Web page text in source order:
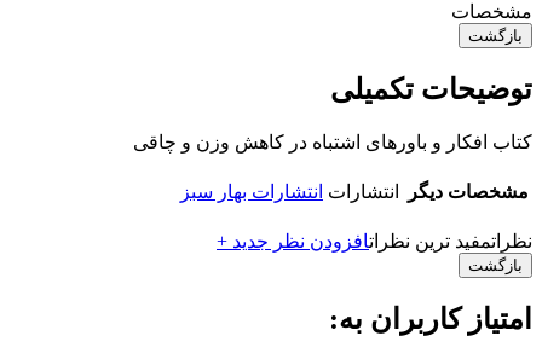
مشخصات
بازگشت
توضیحات تکمیلی
کتاب افکار و باورهای اشتباه در کاهش وزن و چاقی
مشخصات دیگر انتشارات انتشارات بهار سبز
نظراتمفید ترین نظراتافزودن نظر جدید +
بازگشت
امتیاز کاربران به: